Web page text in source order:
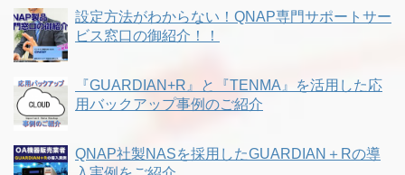
設定方法がわからない！QNAP専門サポートサー
ビス窓口の御紹介！！
『GUARDIAN+R』と『TENMA』を活用した応
用バックアップ事例のご紹介
QNAP社製NASを採用したGUARDIAN＋Rの導